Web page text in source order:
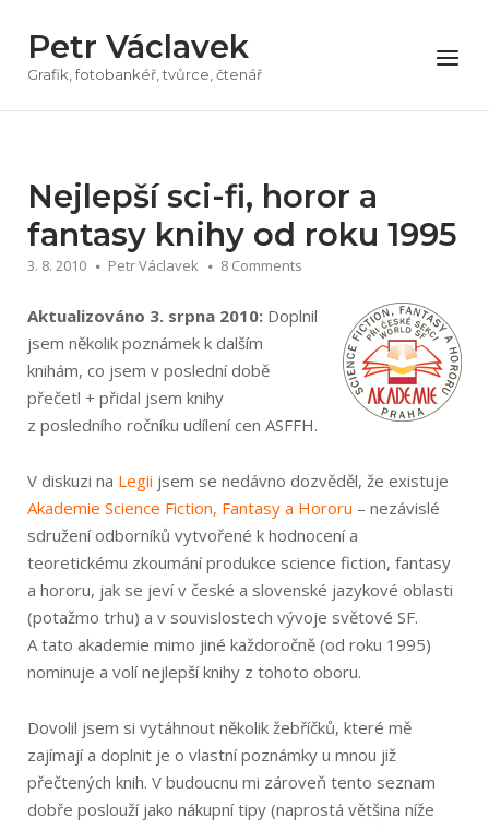
obsah
Petr Václavek
Grafik, fotobankéř, tvůrce, čtenář
Menu
Nejlepší sci-fi, horor a
fantasy knihy od roku 1995
3. 8. 2010 Petr Václavek 8 Comments
Aktualizováno 3. srpna 2010: Doplnil
jsem několik poznámek k dalším
knihám, co jsem v poslední době
přečetl + přidal jsem knihy
z posledního ročníku udílení cen ASFFH.
V diskuzi na Legii jsem se nedávno dozvěděl, že existuje
Akademie Science Fiction, Fantasy a Hororu – nezávislé
sdružení odborníků vytvořené k hodnocení a
teoretickému zkoumání produkce science fiction, fantasy
a hororu, jak se jeví v české a slovenské jazykové oblasti
(potažmo trhu) a v souvislostech vývoje světové SF.
A tato akademie mimo jiné každoročně (od roku 1995)
nominuje a volí nejlepší knihy z tohoto oboru.
Dovolil jsem si vytáhnout několik žebříčků, které mě
zajímají a doplnit je o vlastní poznámky u mnou již
přečtených knih. V budoucnu mi zároveň tento seznam
dobře poslouží jako nákupní tipy (naprostá většina níže